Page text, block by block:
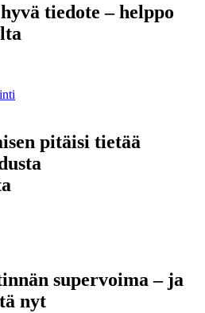
tiedote – helppo
pitäisi tietää
supervoima – ja
nyt